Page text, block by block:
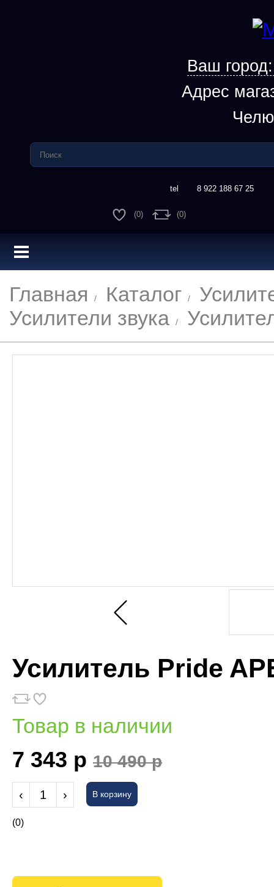
Ваш
Адрес
8 922 188 67 25
(0) (0)
Главная Каталог
Усилители звука
Усилитель Pride
Товар в наличии
7 343 р 10 490 р
‹ 1 › В корзину
(0)